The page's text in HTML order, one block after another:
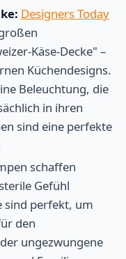
Designers Today
Käse-Decke" –
Küchendesigns.
Beleuchtung, die
in ihren
sind eine perfekte
schaffen
Gefühl
sind perfekt, um
den
ungezwungene